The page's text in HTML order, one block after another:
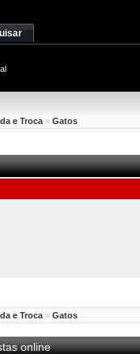
e Troca » Gatos
e Troca » Gatos
online